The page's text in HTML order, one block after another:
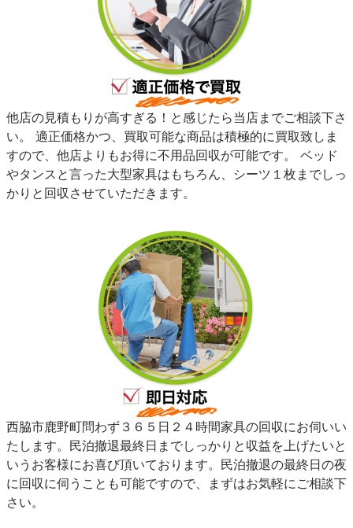
他店の見積もりが高すぎる！と感じたら当店までご相談下さ
い。 適正価格かつ、買取可能な商品は積極的に買取致しま
すので、他店よりもお得に不用品回収が可能です。 ベッド
やタンスと言った大型家具はもちろん、シーツ１枚までしっ
かりと回収させていただきます。
西脇市鹿野町問わず３６５日２４時間家具の回収にお伺いい
たします。民泊撤退最終日までしっかりと収益を上げたいと
いうお客様にお喜び頂いております。民泊撤退の最終日の夜
に回収に伺うことも可能ですので、まずはお気軽にご相談下
さい。